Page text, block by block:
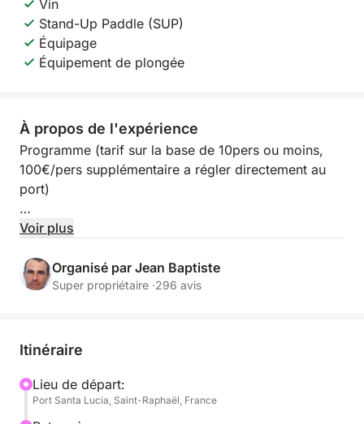
Vin
Stand-Up Paddle (SUP)
Équipage
Équipement de plongée
À propos de l'expérience
Programme (tarif sur la base de 10pers ou moins,
100€/pers supplémentaire a régler directement au
port)
Embarquez à bord de “Fleur de Corail” pour une
d’Azur. Navigation panoramique, baignade dans des
criques turquoise, paddle, snorkeling et brunch
À 10h30, embarquez depuis Saint-Raphaël, Sainte-
Maxime, Saint-Tropez ou Cannes.
Voir plus
Organisé par Jean Baptiste
Super propriétaire ·296 avis
Itinéraire
Lieu de départ:
Port Santa Lucia, Saint-Raphaël, France